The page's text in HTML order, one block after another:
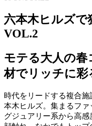
六本木ヒルズ
VOL.2
モテる大人の
材でリッチに彩
時代をリードする複合
本木ヒルズ。集まるフ
グジュアリー系から高